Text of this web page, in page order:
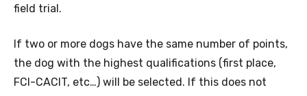
field trial.
If two or more dogs have the same number of points,
the dog with the highest qualifications (first place,
FCI-CACIT, etc…) will be selected. If this does not